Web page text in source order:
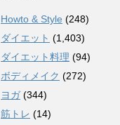
Howto & Style (248)
ダイエット (1,403)
ダイエット料理 (94)
ボディメイク (272)
ヨガ(344)
筋トレ (14)